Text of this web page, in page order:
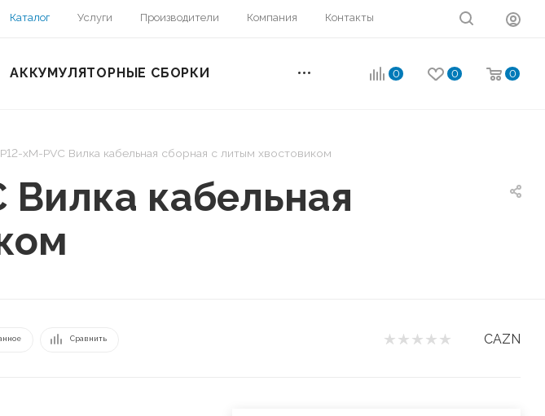
Каталог Услуги Производители Компания Контакты
0 0 0
АККУМУЛЯТОРНЫЕ СБОРКИ
xM-PVC Вилка кабельная сборная с литым хвостовиком
Вилка кабельная
Сравнить CAZN